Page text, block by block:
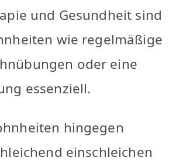
und Gesundheit sind
wie regelmäßige
oder eine
essenziell.
hingegen
einschleichen